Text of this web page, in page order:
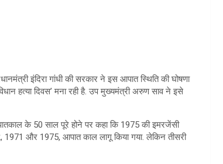
इंदिरा गांधी की सरकार ने इस आपात स्थिति की घोषणा
हत्या दिवस’ मना रही है. उप मुख्यमंत्री अरुण साव ने इसे
के 50 साल पूरे होने पर कहा कि 1975 की इमरजेंसी
और 1975, आपात काल लागू किया गया. लेकिन तीसरी